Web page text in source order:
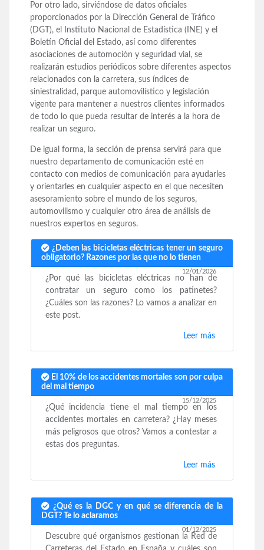
Por otro lado, sirviéndose de datos oficiales
proporcionados por la Dirección General de Tráfico
(DGT), el Instituto Nacional de Estadística (INE) y el
Boletín Oficial del Estado, así como diferentes
asociaciones de automoción y seguridad vial, se
realizarán estudios periódicos sobre diferentes aspectos
relacionados con la carretera, sus índices de
siniestralidad, parque automovilístico y legislación
vigente para mantener a nuestros clientes informados
de todo lo que pueda resultar de interés a la hora de
realizar un seguro.
De igual forma, la sección de prensa servirá para que
nuestro departamento de comunicación esté en
contacto con medios de comunicación para ayudarles
y orientarles en cualquier aspecto en el que necesiten
asesoramiento sobre el mundo de los seguros,
automovilismo y cualquier otro área de análisis de
nuestros expertos en seguros.
¿Deben las bicicletas eléctricas tener un seguro
obligatorio? Razones por las que no lo tienen
12/01/2026
¿Por qué las bicicletas eléctricas no han de
contratar un seguro como los patinetes?
¿Cuáles son las razones? Lo vamos a analizar en
este post.
Leer más
El 10% de los accidentes mortales son por culpa
del mal tiempo
15/12/2025
¿Qué incidencia tiene el mal tiempo en los
accidentes mortales en carretera? ¿Hay meses
más peligrosos que otros? Vamos a contestar a
estas dos preguntas.
Leer más
¿Qué es la DGC y en qué se diferencia de la
DGT? Te lo aclaramos
01/12/2025
Descubre qué organismos gestionan la Red de